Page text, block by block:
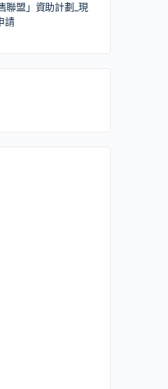
聯盟」資助計劃_現
請